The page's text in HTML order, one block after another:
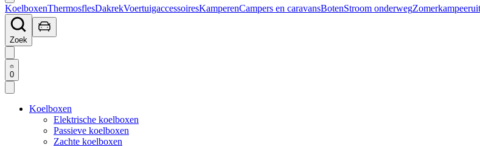
KoelboxenThermosflesDakrekVoertuigaccessoiresKamperenCampers en caravansBotenStroom onderweg
Zoek
0
Koelboxen
Elektrische koelboxen
Passieve koelboxen
Zachte koelboxen